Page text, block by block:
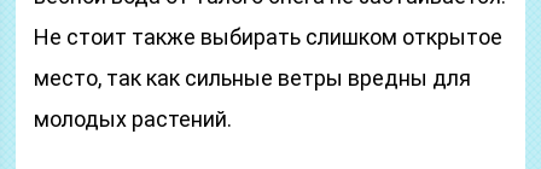
Не стоит также выбирать слишком открытое
место, так как сильные ветры вредны для
молодых растений.